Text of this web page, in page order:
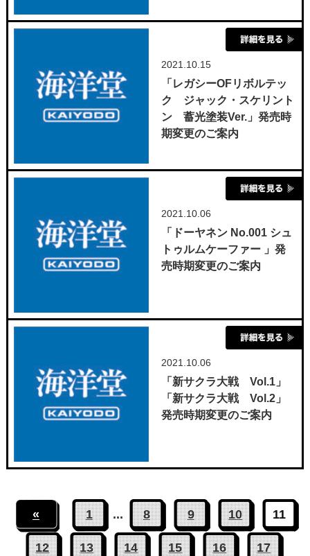
2021.10.15
「レガシーOFリボルテッ
ク ジャック・スケリント
ン 蓄光塗装Ver.」発売時
期変更のご案内
2021.10.06
「ドーヤネン No.001 シュ
トゥルムケーファー 」発
売時期変更のご案内
2021.10.06
「新サクラ大戦 Vol.1」
「新サクラ大戦 Vol.2」
発売時期変更のご案内
« 1 ... 8 9 10 11
12 13 14 15 16 17